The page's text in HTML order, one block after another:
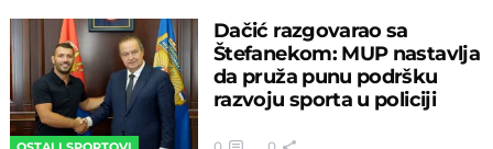
Dačić razgovarao sa
Štefanekom: MUP nastavlja
da pruža punu podršku
razvoju sporta u policiji